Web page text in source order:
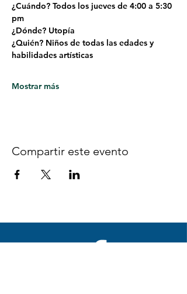
¿Cuándo? Todos los jueves de 4:00 a 5:30
pm
¿Dónde? Utopía
¿Quién? Niños de todas las edades y
habilidades artísticas
Mostrar más
Compartir este evento